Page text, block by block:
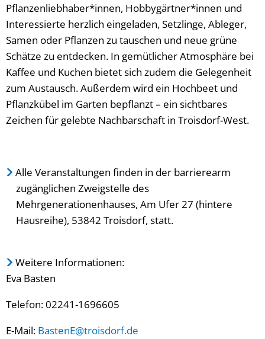
Pflanzenliebhaber*innen, Hobbygärtner*innen und
Interessierte herzlich eingeladen, Setzlinge, Ableger,
Samen oder Pflanzen zu tauschen und neue grüne
Schätze zu entdecken. In gemütlicher Atmosphäre bei
Kaffee und Kuchen bietet sich zudem die Gelegenheit
zum Austausch. Außerdem wird ein Hochbeet und
Pflanzkübel im Garten bepflanzt – ein sichtbares
Zeichen für gelebte Nachbarschaft in Troisdorf-West.
Alle Veranstaltungen finden in der barrierearm
zugänglichen Zweigstelle des
Mehrgenerationenhauses, Am Ufer 27 (hintere
Hausreihe), 53842 Troisdorf, statt.
Weitere Informationen:
Eva Basten
Telefon: 02241-1696605
E-Mail: BastenE@troisdorf.de